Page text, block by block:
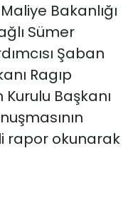
Bakanlığı
Sümer
Şaban
Ragıp
Başkanı
rapor okunarak